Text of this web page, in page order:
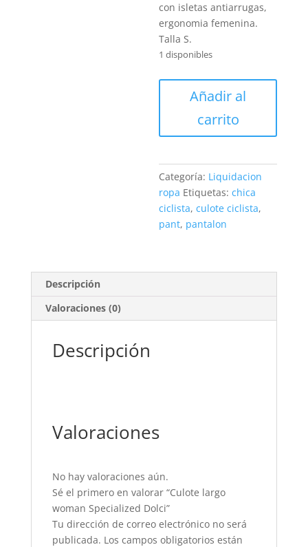
con isletas antiarrugas,
ergonomia femenina.
Talla S.
1 disponibles
Specialized
cantidad
Añadir al
carrito
Categoría: Liquidacion
ropa Etiquetas:chica
ciclista,culote ciclista,
pant, pantalon
Descripción
Valoraciones (0)
Descripción
Valoraciones
No hay valoraciones aún.
Sé el primero en valorar “Culote largo
woman Specialized Dolci”
Tu dirección de correo electrónico no será
publicada. Los campos obligatorios están